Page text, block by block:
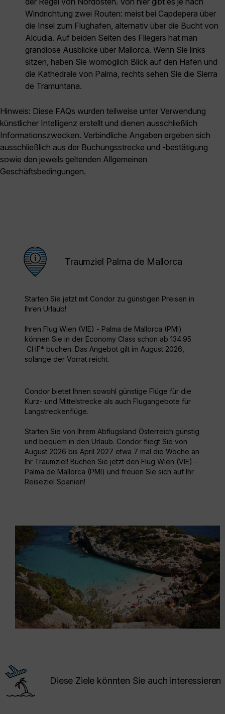
Windrichtung zwei Routen: meist bei Capdepera über
die Insel zum Flughafen, alternativ über die Bucht von
Alcudia. Auf beiden Seiten des Fliegers hat man
grandiose Ausblicke über Mallorca. Wenn Sie links
sitzen, haben Sie womöglich Blick auf den Hafen und
die Kathedrale von Palma, rechts sehen Sie die Sierra
de Tramuntana.
Hinweis: Diese FAQs wurden teilweise unter Verwendung
künstlicher Intelligenz erstellt und dienen ausschließlich
Informationszwecken. Verbindliche Angaben ergeben sich
ausschließlich aus der Buchungsstrecke und -bestätigung
sowie den jeweils geltenden Allgemeinen
Geschäftsbedingungen.
Traumziel Palma de Mallorca
Starten Sie jetzt mit Condor zu günstigen Preisen in
Ihren Urlaub!
Ihren Flug Wien (VIE) - Palma de Mallorca (PMI)
können Sie in der Economy Class schon ab 134.95
CHF* buchen. Das Angebot gilt im August 2026,
solange der Vorrat reicht.
Condor bietet Ihnen sowohl günstige Flüge für die
Kurz- und Mittelstrecke als auch Flugangebote für
Langstreckenflüge.
Starten Sie von Ihrem Abflugsland Österreich günstig
und bequem in den Urlaub. Condor fliegt Sie von
August 2026 bis April 2027 etwa 7 mal die Woche an
Ihr Traumziel! Buchen Sie jetzt den Flug Wien (VIE) -
Palma de Mallorca (PMI) und freuen Sie sich auf Ihr
Reiseziel Spanien!
Diese Ziele könnten Sie auch interessieren